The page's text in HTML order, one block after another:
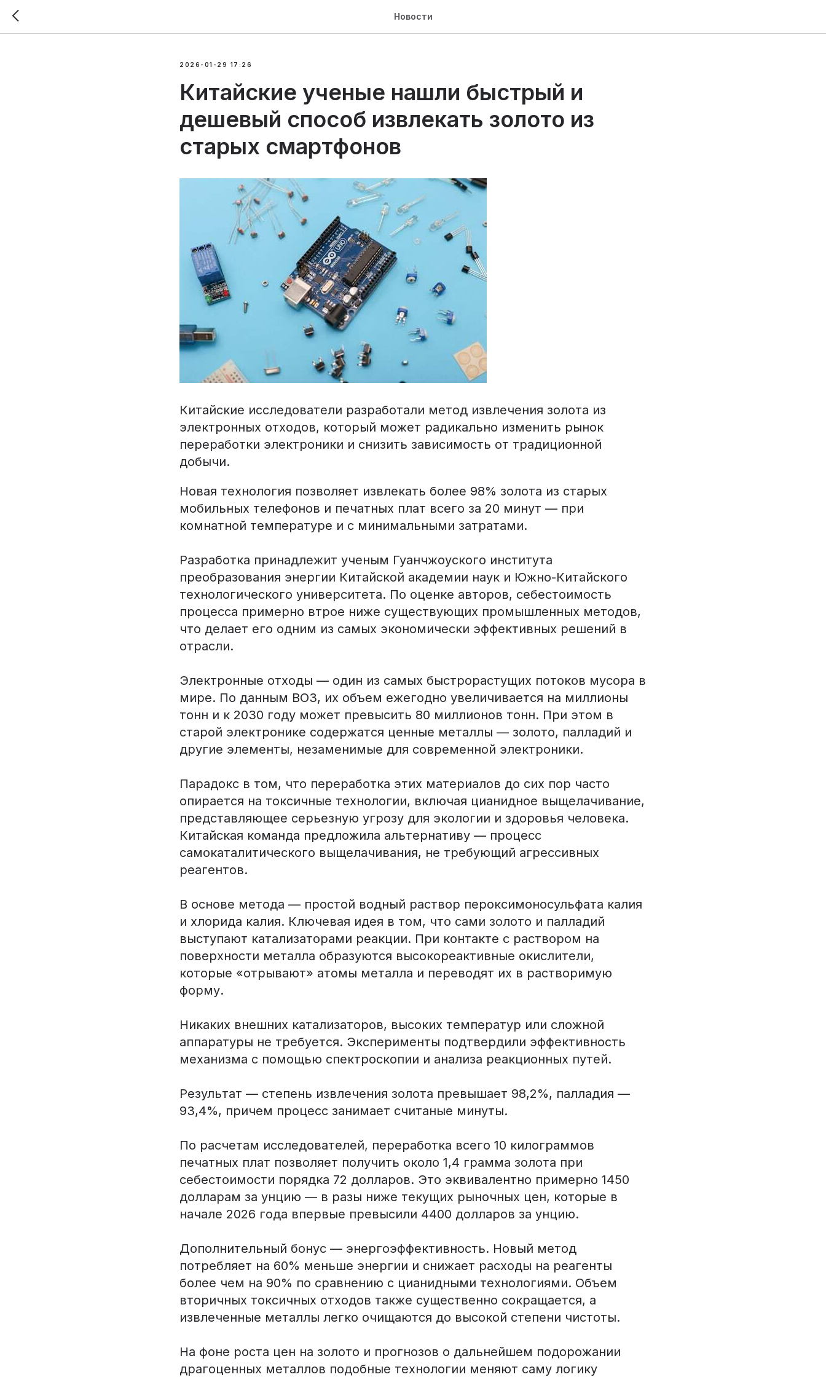
Новости
2026-01-29 17:26
Китайские ученые нашли быстрый и
дешевый способ извлекать золото из
старых смартфонов
Китайские исследователи разработали метод извлечения золота из
электронных отходов, который может радикально изменить рынок
переработки электроники и снизить зависимость от традиционной
добычи.
Новая технология позволяет извлекать более 98% золота из старых
мобильных телефонов и печатных плат всего за 20 минут — при
комнатной температуре и с минимальными затратами.
Разработка принадлежит ученым Гуанчжоуского института
преобразования энергии Китайской академии наук и Южно-Китайского
технологического университета. По оценке авторов, себестоимость
процесса примерно втрое ниже существующих промышленных методов,
что делает его одним из самых экономически эффективных решений в
отрасли.
Электронные отходы — один из самых быстрорастущих потоков мусора в
мире. По данным ВОЗ, их объем ежегодно увеличивается на миллионы
тонн и к 2030 году может превысить 80 миллионов тонн. При этом в
старой электронике содержатся ценные металлы — золото, палладий и
другие элементы, незаменимые для современной электроники.
Парадокс в том, что переработка этих материалов до сих пор часто
опирается на токсичные технологии, включая цианидное выщелачивание,
представляющее серьезную угрозу для экологии и здоровья человека.
Китайская команда предложила альтернативу — процесс
самокаталитического выщелачивания, не требующий агрессивных
реагентов.
В основе метода — простой водный раствор пероксимоносульфата калия
и хлорида калия. Ключевая идея в том, что сами золото и палладий
выступают катализаторами реакции. При контакте с раствором на
поверхности металла образуются высокореактивные окислители,
которые «отрывают» атомы металла и переводят их в растворимую
форму.
Никаких внешних катализаторов, высоких температур или сложной
аппаратуры не требуется. Эксперименты подтвердили эффективность
механизма с помощью спектроскопии и анализа реакционных путей.
Результат — степень извлечения золота превышает 98,2%, палладия —
93,4%, причем процесс занимает считаные минуты.
По расчетам исследователей, переработка всего 10 килограммов
печатных плат позволяет получить около 1,4 грамма золота при
себестоимости порядка 72 долларов. Это эквивалентно примерно 1450
долларам за унцию — в разы ниже текущих рыночных цен, которые в
начале 2026 года впервые превысили 4400 долларов за унцию.
Дополнительный бонус — энергоэффективность. Новый метод
потребляет на 60% меньше энергии и снижает расходы на реагенты
более чем на 90% по сравнению с цианидными технологиями. Объем
вторичных токсичных отходов также существенно сокращается, а
извлеченные металлы легко очищаются до высокой степени чистоты.
На фоне роста цен на золото и прогнозов о дальнейшем подорожании
драгоценных металлов подобные технологии меняют саму логику